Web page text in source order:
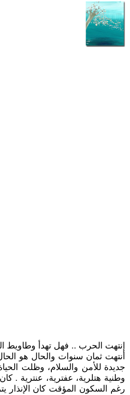
إنتهت الحرب .. فهل تهدأ وطاويط
جديدة للأمن والسلام، وظلت
وطنية هتلرية، عفترية،
رغم السكون المؤقت كان